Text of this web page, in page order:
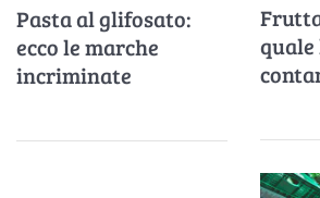
Pasta al glifosato:
ecco le marche
incriminate